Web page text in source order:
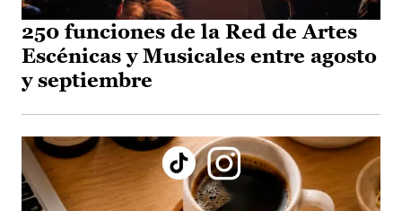
250 funciones de la Red de Artes
Escénicas y Musicales entre agosto
y septiembre